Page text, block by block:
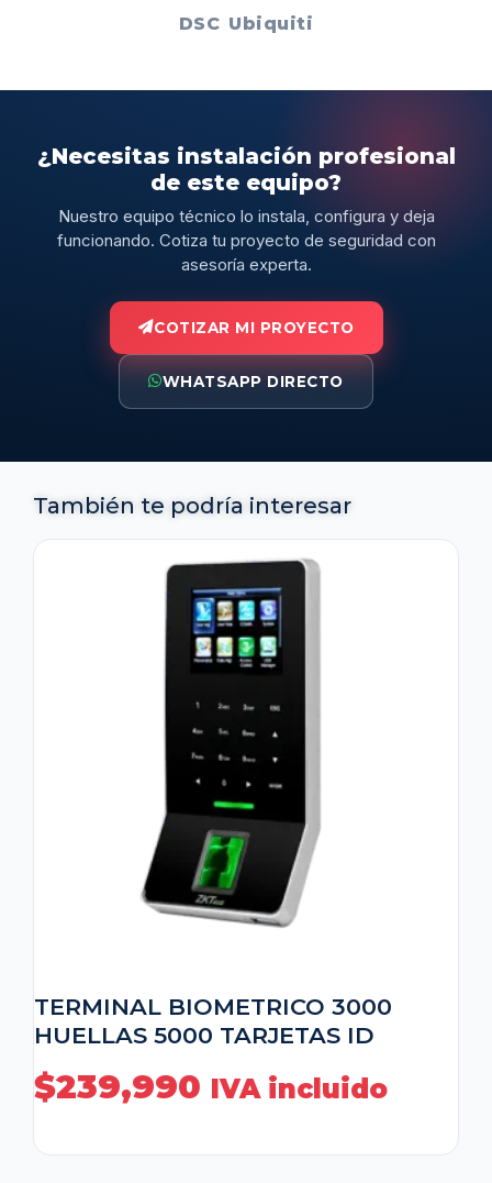
DSC Ubiquiti
¿Necesitas instalación profesional
de este equipo?
Nuestro equipo técnico lo instala, configura y deja
funcionando. Cotiza tu proyecto de seguridad con
asesoría experta.
COTIZAR MI PROYECTO
WHATSAPP DIRECTO
También te podría interesar
TERMINAL BIOMETRICO 3000
HUELLAS 5000 TARJETAS ID
$239,990 IVA incluido